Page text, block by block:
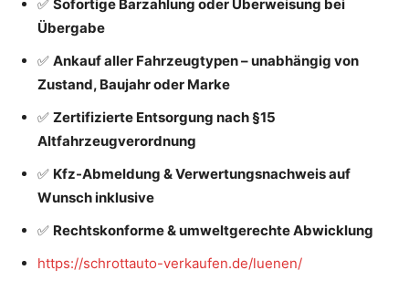
✅ Sofortige Barzahlung oder Überweisung bei
Übergabe
✅ Ankauf aller Fahrzeugtypen – unabhängig von
Zustand, Baujahr oder Marke
✅ Zertifizierte Entsorgung nach §15
Altfahrzeugverordnung
✅ Kfz-Abmeldung & Verwertungsnachweis auf
Wunsch inklusive
✅ Rechtskonforme & umweltgerechte Abwicklung
https://schrottauto-verkaufen.de/luenen/